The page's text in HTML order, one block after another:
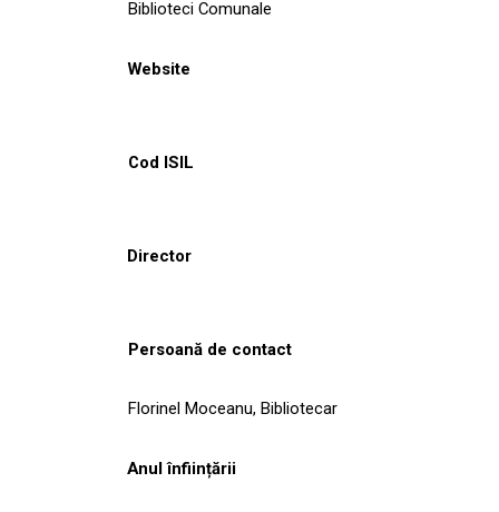
Biblioteci Comunale
Website
Cod ISIL
Director
Persoană de contact
Florinel Moceanu, Bibliotecar
Anul înființării